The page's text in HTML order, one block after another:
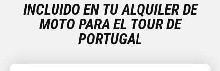
INCLUIDO EN TU ALQUILER DE
MOTO PARA EL TOUR DE
PORTUGAL